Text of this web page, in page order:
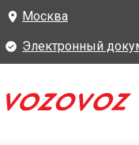
Москва
Электронный